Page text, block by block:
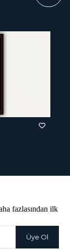
fazlasından ilk